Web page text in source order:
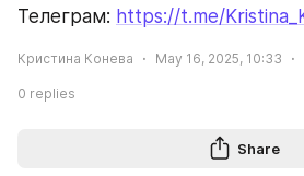
Телеграм: https://t.me/
Кристина Конева May 16, 2025, 10:33
0 replies
Share